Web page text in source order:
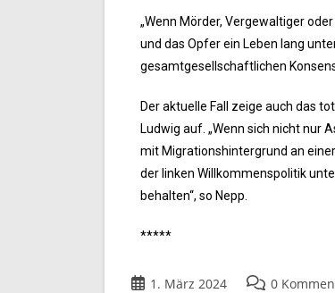
„Wenn Mörder, Vergewaltiger
und das Opfer ein Leben lang
gesamtgesellschaftlichen
Der aktuelle Fall zeige auch das
Ludwig auf. „Wenn sich nicht nur
mit Migrationshintergrund an
der linken Willkommenspolitik
behalten“, so Nepp.
*****
1. März 2024 0